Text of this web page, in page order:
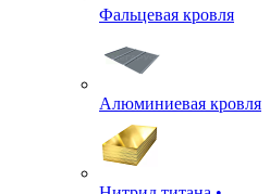
Фальцевая кровля
Алюминиевая кровля